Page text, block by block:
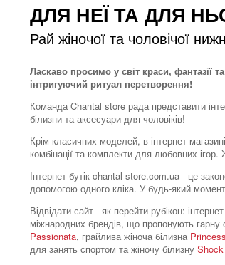
ДЛЯ НЕЇ ТА ДЛЯ
Рай жіночої та чоловічої
Ласкаво просимо у світ краси, фантазії
інтригуючий ритуал перетворення!
Команда Chantal store рада представити
білизни та аксесуари для чоловіків!
Крім класичних моделей, в інтернет-
комбінації та комплекти для любовних
Інтернет-бутік chantal-store.com.ua - це
допомогою одного кліка. У будь-який
Відвідати сайт - як перейти рубікон:
міжнародних брендів, що пропонують гарну
Passionata, грайлива жіноча білизна
для занять спортом та жіночу білизну